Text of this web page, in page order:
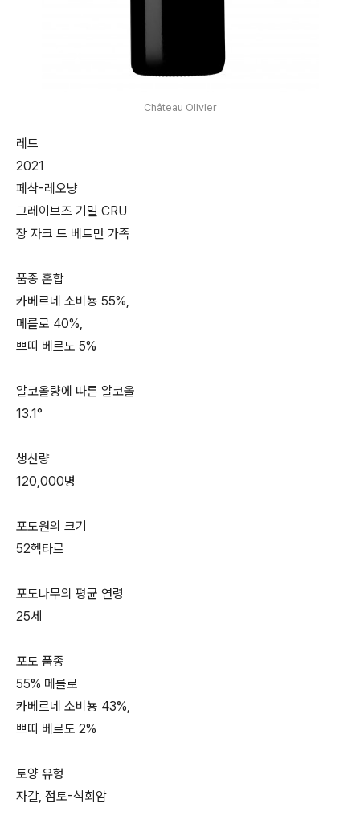
Château Olivier
레드
2021
페삭-레오냥
그레이브즈 기밀 CRU
장 자크 드 베트만 가족
품종 혼합
카베르네 소비뇽 55%,
메를로 40%,
쁘띠 베르도 5%
알코올량에 따른 알코올
13.1°
생산량
120,000병
포도원의 크기
52헥타르
포도나무의 평균 연령
25세
포도 품종
55% 메를로
카베르네 소비뇽 43%,
쁘띠 베르도 2%
토양 유형
자갈, 점토-석회암